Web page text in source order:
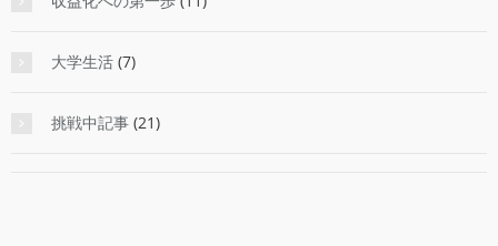
大学生活 (7)
挑戦中記事 (21)